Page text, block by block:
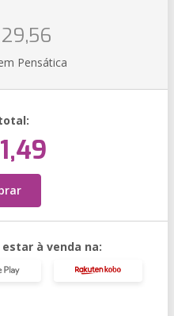
Pensática
à venda na: